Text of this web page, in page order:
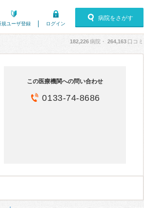
規ユーザ登録 ログイン
病院をさがす
182,226病院・ 264,163 口コミ
この医療機関への問い合わせ
0133-74-8686